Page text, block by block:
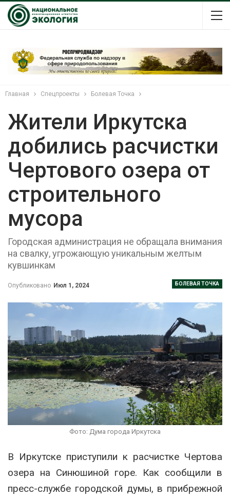
Главная Спецпроекты Болевая Точка
Жители Иркутска
добились расчистки
Чертового озера от
строительного
мусора
Городская администрация не обращала внимания
на свалку, угрожающую уникальным желтым
кувшинкам
БОЛЕВАЯ ТОЧКА
Опубликовано Июл 1, 2024
Фото: Дума города Иркутска
В Иркутске приступили к расчистке Чертова
озера на Синюшиной горе. Как сообщили в
пресс-службе городской думы, в прибрежной